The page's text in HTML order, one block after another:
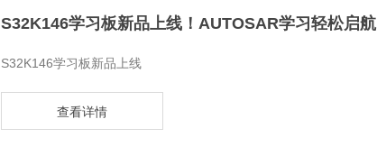
S32K146学习板新品上线！AUTOSAR学习轻松启航
​S32K146学习板新品上线
查看详情